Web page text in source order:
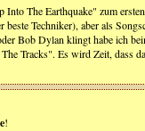
The Earthquake" zum
beste Techniker), aber als
Bob Dylan klingt habe ich
Tracks". Es wird Zeit, dass
!